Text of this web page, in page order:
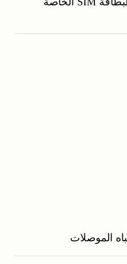
الموصلات